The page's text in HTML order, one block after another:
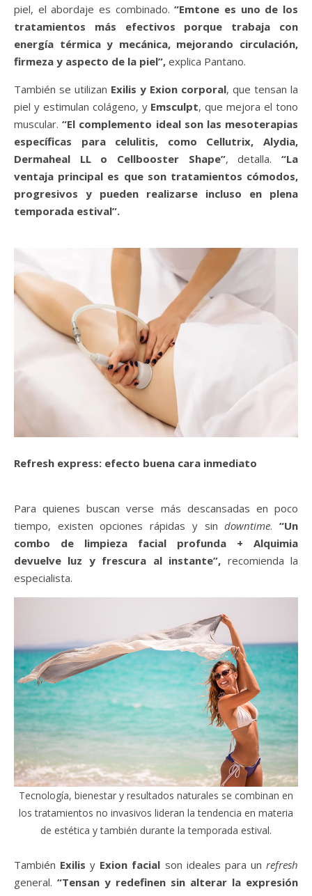
piel, el abordaje es combinado.“Emtone es uno de los
tratamientos más efectivos porque trabaja con
energía térmica y mecánica, mejorando circulación,
firmeza y aspecto de la piel”, explica Pantano.
También se utilizan Exilis y Exion corporal, que tensan la
piel y estimulan colágeno, y Emsculpt, que mejora el tono
muscular.“El complemento ideal son las mesoterapias
específicas para celulitis, como Cellutrix, Alydia,
Dermaheal LL o Cellbooster Shape”, detalla.“La
ventaja principal es que son tratamientos cómodos,
progresivos y pueden realizarse incluso en plena
temporada estival”.
Refresh express: efecto buena cara inmediato
Para quienes buscan verse más descansadas en poco
tiempo, existen opciones rápidas y sindowntime.“Un
combo de limpieza facial profunda + Alquimia
devuelve luz y frescura al instante”, recomienda la
especialista.
Tecnología, bienestar y resultados naturales se combinan en
los tratamientos no invasivos lideran la tendencia en materia
de estética y también durante la temporada estival.
También Exilis y Exion facial son ideales para unrefresh
general. “Tensan y redefinen sin alterar la expresión